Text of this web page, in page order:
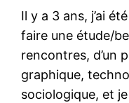
Il y a 3 ans, j’ai
faire une étude/
rencontres, d’un
graphique,
sociologique, et